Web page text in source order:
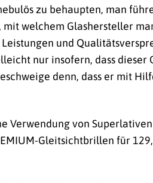
zu behaupten, man
welchem Glashersteller
und
nur insofern, dass
denn, dass er mit
von
Gleitsichtbrillen für